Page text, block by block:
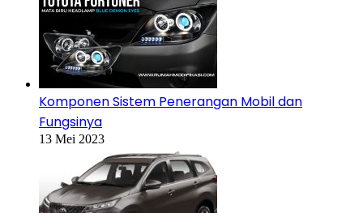
Komponen Sistem Penerangan Mobil dan
Fungsinya
13 Mei 2023